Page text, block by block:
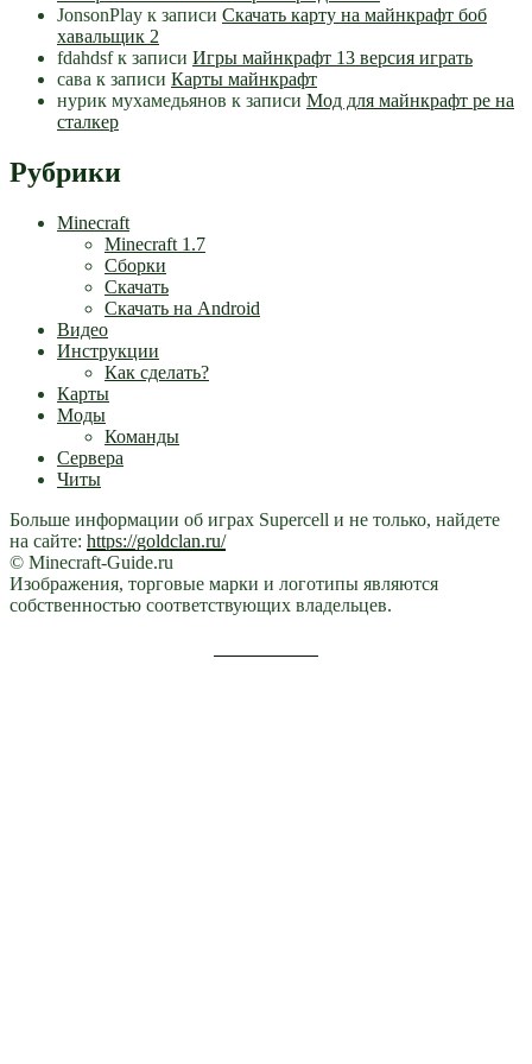
JonsonPlay к записи Скачать карту на майнкрафт боб
хавальщик 2
fdahdsfк записи Игры майнкрафт 13 версия играть
сава к записи Карты майнкрафт
нурик мухамедьянов к записи Мод для майнкрафт pe на
сталкер
Рубрики
Minecraft
Minecraft 1.7
Сборки
Скачать
Скачать на Android
Видео
Инструкции
Как сделать?
Карты
Моды
Команды
Сервера
Читы
Больше информации об играх Supercell и не только, найдете
на сайте: https://goldclan.ru/
© Minecraft-Guide.ru
Изображения, торговые марки и логотипы являются
собственностью соответствующих владельцев.